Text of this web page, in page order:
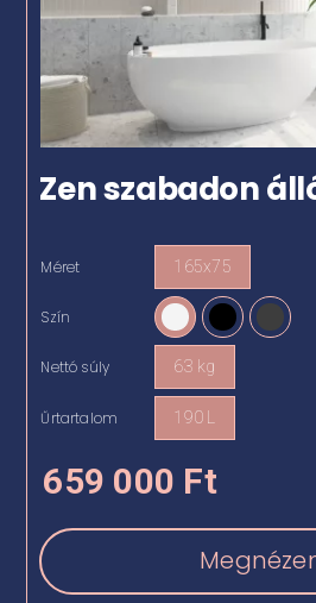
Zen szabadon
Méret 165x75
Szín
Nettó súly 63 kg
Űrtartalom 190 L
659 000 Ft